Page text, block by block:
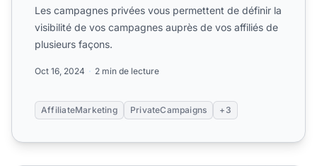
Les campagnes privées vous permettent de définir la
visibilité de vos campagnes auprès de vos affiliés de
plusieurs façons.
Oct 16, 2024 2 min de lecture
AffiliateMarketing PrivateCampaigns +3